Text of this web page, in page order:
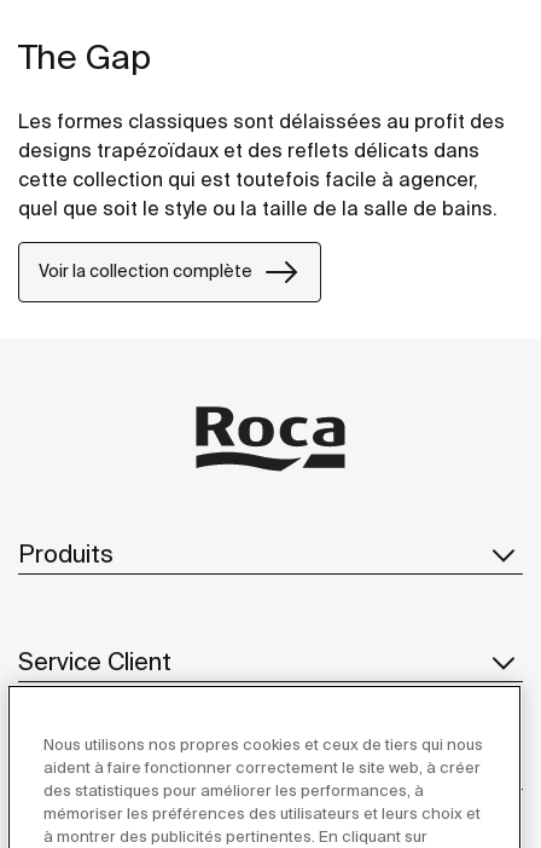
The Gap
Les formes classiques sont délaissées au profit des
designs trapézoïdaux et des reflets délicats dans
cette collection qui est toutefois facile à agencer,
quel que soit le style ou la taille de la salle de bains.
Voir la collection complète
Produits
Service Client
À propos de Roca
Nous utilisons nos propres cookies et ceux de tiers qui nous
aident à faire fonctionner correctement le site web, à créer
des statistiques pour améliorer les performances, à
mémoriser les préférences des utilisateurs et leurs choix et
à montrer des publicités pertinentes. En cliquant sur